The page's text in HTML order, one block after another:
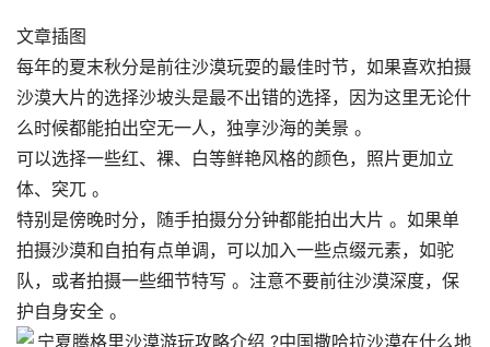
文章插图
每年的夏末秋分是前往沙漠玩耍的最佳时节，如果喜欢拍摄
沙漠大片的选择沙坡头是最不出错的选择，因为这里无论什
么时候都能拍出空无一人，独享沙海的美景 。
可以选择一些红、裸、白等鲜艳风格的颜色，照片更加立
体、突兀 。
特别是傍晚时分，随手拍摄分分钟都能拍出大片 。如果单
拍摄沙漠和自拍有点单调，可以加入一些点缀元素，如驼
队，或者拍摄一些细节特写 。注意不要前往沙漠深度，保
护自身安全 。